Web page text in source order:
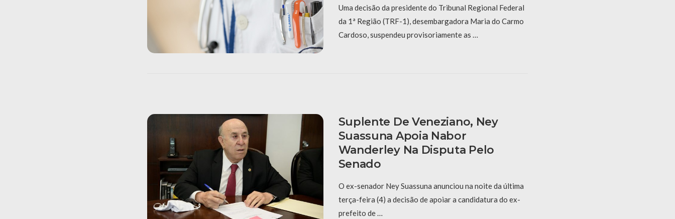
Uma decisão da presidente do Tribunal Regional Federal
da 1ª Região (TRF-1), desembargadora Maria do Carmo
Cardoso, suspendeu provisoriamente as …
Suplente De Veneziano, Ney
Suassuna Apoia Nabor
Wanderley Na Disputa Pelo
Senado
O ex-senador Ney Suassuna anunciou na noite da última
terça-feira (4) a decisão de apoiar a candidatura do ex-
prefeito de …